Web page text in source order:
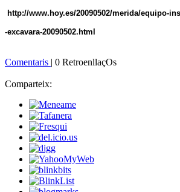
http://www.hoy.es/20090502/merida/equipo-
-excavara-20090502.html
Comentaris | 0 RetroenllaçOs
Comparteix: